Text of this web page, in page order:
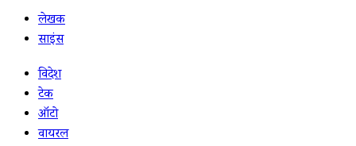
लेखक
साइंस
विदेश
टेक
ऑटो
वायरल